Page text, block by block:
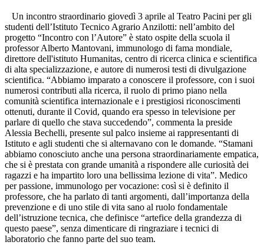
Un incontro straordinario giovedì 3 aprile al Teatro Pacini per gli
studenti dell’Istituto Tecnico Agrario Anzilotti: nell’ambito del
progetto “Incontro con l’Autore” è stato ospite della scuola il
professor Alberto Mantovani, immunologo di fama mondiale,
direttore dell'istituto Humanitas, centro di ricerca clinica e scientifica
di alta specializzazione, e autore di numerosi testi di divulgazione
scientifica. “Abbiamo imparato a conoscere il professore, con i suoi
numerosi contributi alla ricerca, il ruolo di primo piano nella
comunità scientifica internazionale e i prestigiosi riconoscimenti
ottenuti, durante il Covid, quando era spesso in televisione per
parlare di quello che stava succedendo”, commenta la preside
Alessia Bechelli, presente sul palco insieme ai rappresentanti di
Istituto e agli studenti che si alternavano con le domande. “Stamani
abbiamo conosciuto anche una persona straordinariamente empatica,
che si è prestata con grande umanità a rispondere alle curiosità dei
ragazzi e ha impartito loro una bellissima lezione di vita”. Medico
per passione, immunologo per vocazione: così si è definito il
professore, che ha parlato di tanti argomenti, dall’importanza della
prevenzione e di uno stile di vita sano al ruolo fondamentale
dell’istruzione tecnica, che definisce “artefice della grandezza di
questo paese”, senza dimenticare di ringraziare i tecnici di
laboratorio che fanno parte del suo team.